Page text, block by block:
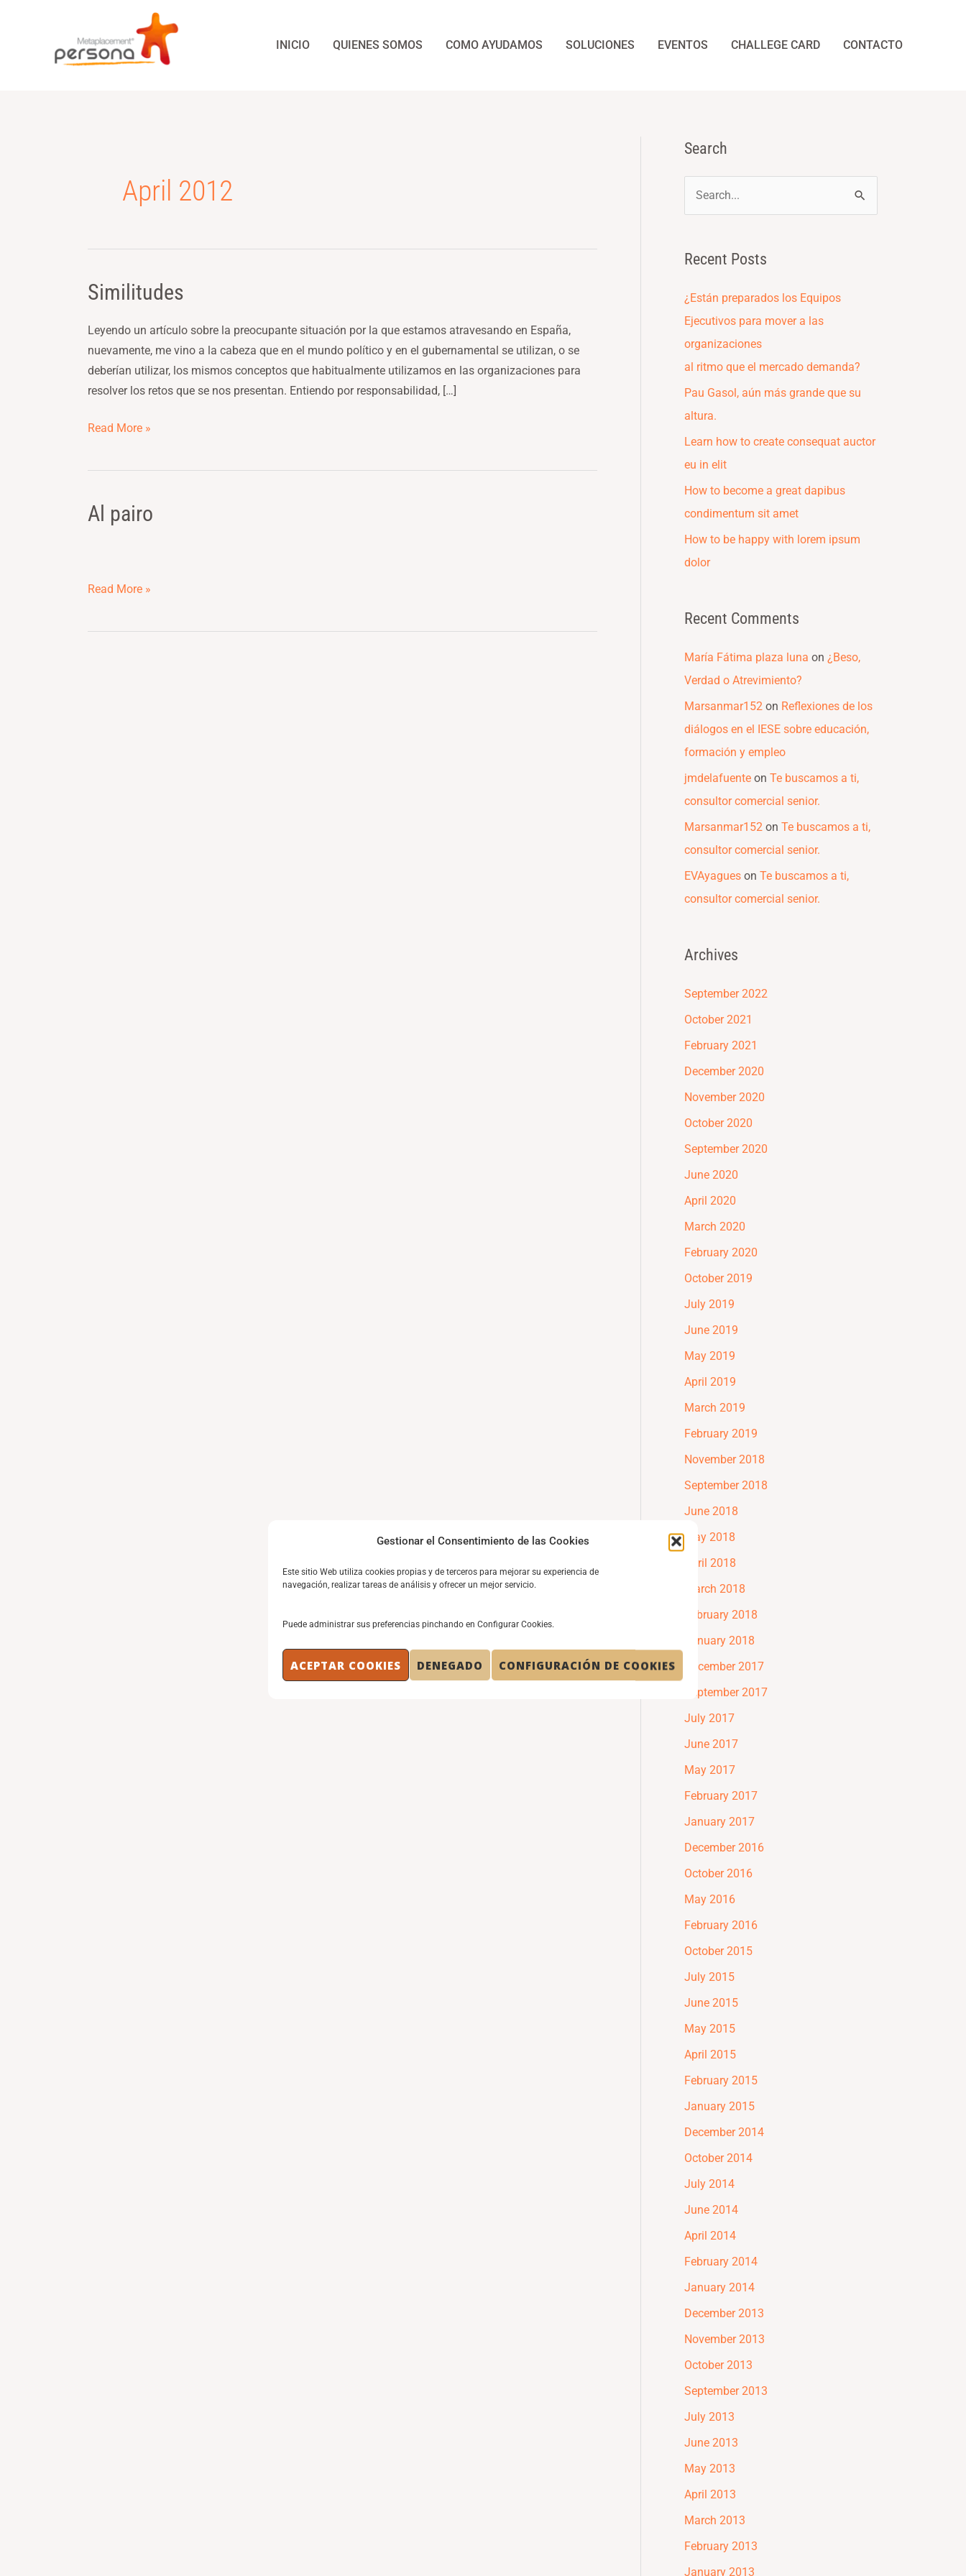
Gestionar el Consentimiento de las Cookies
Este sitio Web utiliza cookies propias y de terceros para mejorar su experiencia de
navegación, realizar tareas de análisis y ofrecer un mejor servicio.
Puede administrar sus preferencias pinchando en Configurar Cookies.
ACEPTAR COOKIES DENEGADO CONFIGURACIÓN DE COOKIES
INICIO QUIENES SOMOS COMO AYUDAMOS SOLUCIONES EVENTOS CHALLEGE CARD CONTACTO
April 2012
Similitudes
Leyendo un artículo sobre la preocupante situación por la que estamos atravesando en España,
nuevamente, me vino a la cabeza que en el mundo político y en el gubernamental se utilizan, o se
deberían utilizar, los mismos conceptos que habitualmente utilizamos en las organizaciones para
resolver los retos que se nos presentan. Entiendo por responsabilidad, […]
Similitudes
Read More »
Al pairo
Al
pairo
Read More »
Search
r
h
Recent Posts
¿Están preparados los Equipos
Ejecutivos para mover a las
organizaciones
al ritmo que el mercado demanda?
Pau Gasol, aún más grande que su
altura.
Learn how to create consequat auctor
eu in elit
How to become a great dapibus
condimentum sit amet
How to be happy with lorem ipsum
dolor
Recent Comments
María Fátima plaza luna on ¿Beso,
Verdad o Atrevimiento?
Marsanmar152 on Reflexiones de los
diálogos en el IESE sobre educación,
formación y empleo
jmdelafuente on Te buscamos a ti,
consultor comercial senior.
Marsanmar152 on Te buscamos a ti,
consultor comercial senior.
EVAyagues on Te buscamos a ti,
consultor comercial senior.
Archives
September 2022
October 2021
February 2021
December 2020
November 2020
October 2020
September 2020
June 2020
April 2020
March 2020
February 2020
October 2019
July 2019
June 2019
May 2019
April 2019
March 2019
February 2019
November 2018
September 2018
June 2018
May 2018
April 2018
March 2018
February 2018
January 2018
December 2017
September 2017
July 2017
June 2017
May 2017
February 2017
January 2017
December 2016
October 2016
May 2016
February 2016
October 2015
July 2015
June 2015
May 2015
April 2015
February 2015
January 2015
December 2014
October 2014
July 2014
June 2014
April 2014
February 2014
January 2014
December 2013
November 2013
October 2013
September 2013
July 2013
June 2013
May 2013
April 2013
March 2013
February 2013
January 2013